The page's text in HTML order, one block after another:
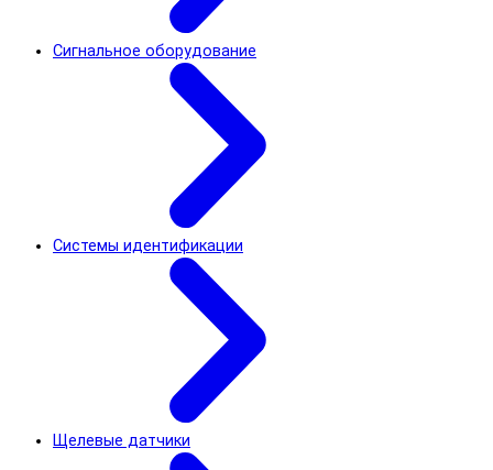
Сигнальное оборудование
Системы идентификации
Щелевые датчики